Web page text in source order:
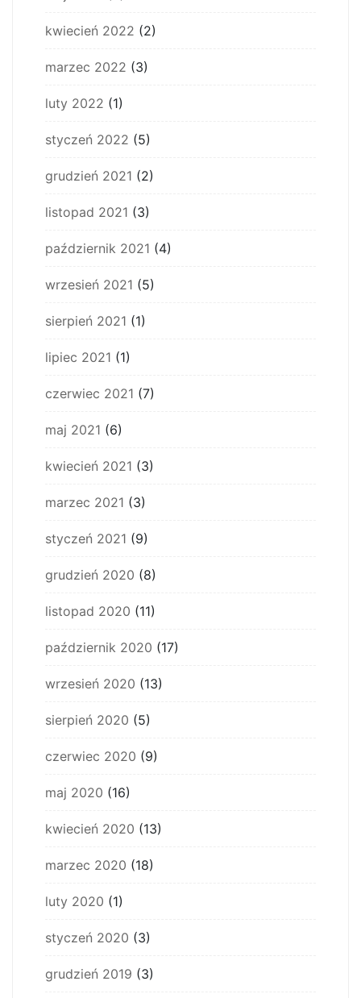
kwiecień 2022 (2)
marzec 2022 (3)
luty 2022 (1)
styczeń 2022 (5)
grudzień 2021 (2)
listopad 2021 (3)
październik 2021 (4)
wrzesień 2021 (5)
sierpień 2021 (1)
lipiec 2021 (1)
czerwiec 2021 (7)
maj 2021 (6)
kwiecień 2021 (3)
marzec 2021 (3)
styczeń 2021 (9)
grudzień 2020 (8)
listopad 2020 (11)
październik 2020 (17)
wrzesień 2020 (13)
sierpień 2020 (5)
czerwiec 2020 (9)
maj 2020 (16)
kwiecień 2020 (13)
marzec 2020 (18)
luty 2020 (1)
styczeń 2020 (3)
grudzień 2019 (3)